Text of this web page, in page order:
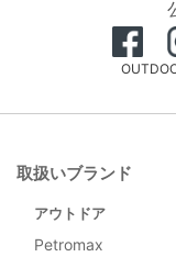
取扱いブランド
アウトドア
Petromax